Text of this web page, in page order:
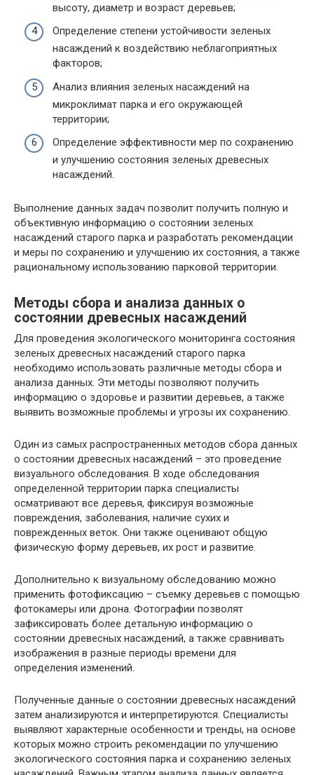
высоту, диаметр и возраст деревьев;
Определение степени устойчивости зеленых
насаждений к воздействию неблагоприятных
факторов;
Анализ влияния зеленых насаждений на
микроклимат парка и его окружающей
территории;
Определение эффективности мер по сохранению
и улучшению состояния зеленых древесных
насаждений.
Выполнение данных задач позволит получить полную и
объективную информацию о состоянии зеленых
насаждений старого парка и разработать рекомендации
и меры по сохранению и улучшению их состояния, а также
рациональному использованию парковой территории.
Методы сбора и анализа данных о
состоянии древесных насаждений
Для проведения экологического мониторинга состояния
зеленых древесных насаждений старого парка
необходимо использовать различные методы сбора и
анализа данных. Эти методы позволяют получить
информацию о здоровье и развитии деревьев, а также
выявить возможные проблемы и угрозы их сохранению.
Один из самых распространенных методов сбора данных
о состоянии древесных насаждений – это проведение
визуального обследования. В ходе обследования
определенной территории парка специалисты
осматривают все деревья, фиксируя возможные
повреждения, заболевания, наличие сухих и
поврежденных веток. Они также оценивают общую
физическую форму деревьев, их рост и развитие.
Дополнительно к визуальному обследованию можно
применить фотофиксацию – съемку деревьев с помощью
фотокамеры или дрона. Фотографии позволят
зафиксировать более детальную информацию о
состоянии древесных насаждений, а также сравнивать
изображения в разные периоды времени для
определения изменений.
Полученные данные о состоянии древесных насаждений
затем анализируются и интерпретируются. Специалисты
выявляют характерные особенности и тренды, на основе
которых можно строить рекомендации по улучшению
экологического состояния парка и сохранению зеленых